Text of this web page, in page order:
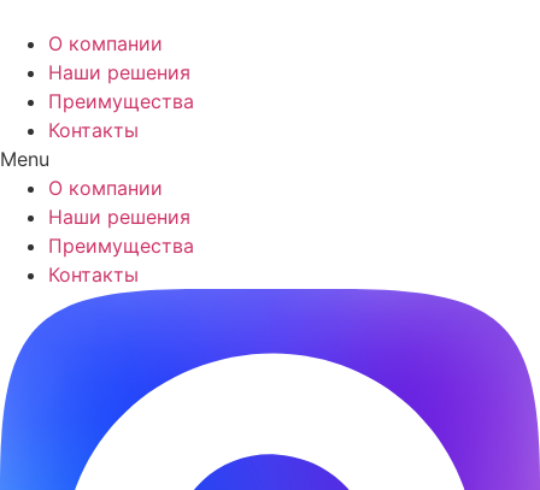
О компании
Наши решения
Преимущества
Контакты
Menu
О компании
Наши решения
Преимущества
Контакты